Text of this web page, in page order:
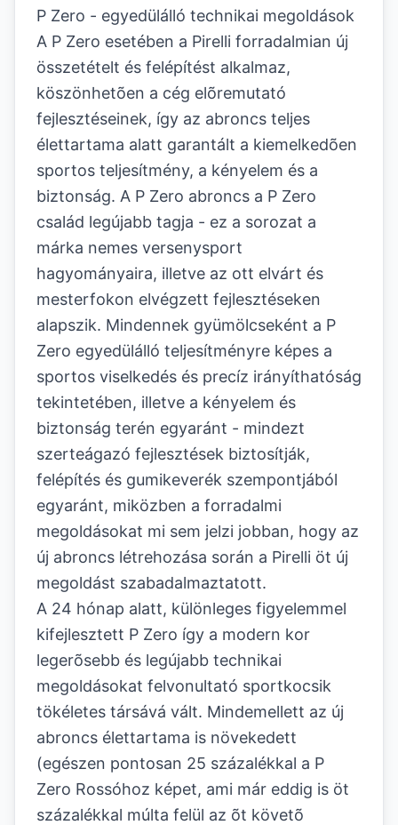
P Zero - egyedülálló technikai megoldások
A P Zero esetében a Pirelli forradalmian új
összetételt és felépítést alkalmaz,
köszönhetõen a cég elõremutató
fejlesztéseinek, így az abroncs teljes
élettartama alatt garantált a kiemelkedõen
sportos teljesítmény, a kényelem és a
biztonság. A P Zero abroncs a P Zero
család legújabb tagja - ez a sorozat a
márka nemes versenysport
hagyományaira, illetve az ott elvárt és
mesterfokon elvégzett fejlesztéseken
alapszik. Mindennek gyümölcseként a P
Zero egyedülálló teljesítményre képes a
sportos viselkedés és precíz irányíthatóság
tekintetében, illetve a kényelem és
biztonság terén egyaránt - mindezt
szerteágazó fejlesztések biztosítják,
felépítés és gumikeverék szempontjából
egyaránt, miközben a forradalmi
megoldásokat mi sem jelzi jobban, hogy az
új abroncs létrehozása során a Pirelli öt új
megoldást szabadalmaztatott.
A 24 hónap alatt, különleges figyelemmel
kifejlesztett P Zero így a modern kor
legerõsebb és legújabb technikai
megoldásokat felvonultató sportkocsik
tökéletes társává vált. Mindemellett az új
abroncs élettartama is növekedett
(egészen pontosan 25 százalékkal a P
Zero Rossóhoz képet, ami már eddig is öt
százalékkal múlta felül az õt követõ